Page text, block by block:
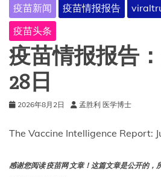
疫苗新闻 疫苗情报报告
疫苗头条
疫苗情报报告
28日
2026年8月2日 孟胜利 医学博士
The Vaccine Intelligence Report:
感谢您阅读 疫苗网 文章！这篇文章是公开的，